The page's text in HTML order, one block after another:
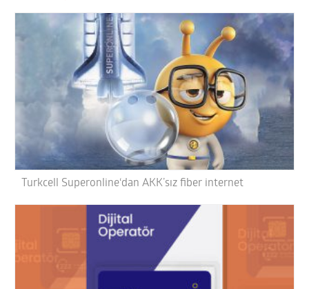
Turkcell Superonline‘dan AKK’sız fiber internet